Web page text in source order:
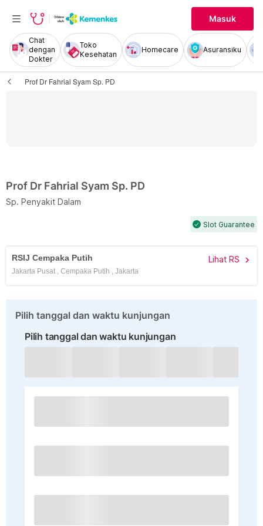
Masuk
Chat
dengan
Dokter
Toko
Kesehatan
Homecare Asuransiku
Prof Dr Fahrial Syam Sp. PD
Prof Dr Fahrial Syam Sp. PD
Sp. Penyakit Dalam
check Slot Guarantee
RSIJ Cempaka Putih Lihat RS chevron_right
Jakarta Pusat , Cempaka Putih , Jakarta
Pilih tanggal dan waktu kunjungan
Pilih tanggal dan waktu kunjungan